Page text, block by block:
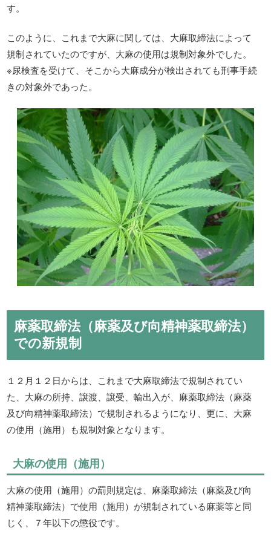
す。
このように、これまで大麻に関しては、大麻取締法によって
規制されていたのですが、大麻の使用は規制対象外でした。
※尿検査を受けて、そこから大麻成分が検出されても刑事手続
きの対象外であった。
麻薬取締法（麻薬及び向精神薬取締法）
での新規制
１２月１２日からは、これまで大麻取締法で規制されてい
た、大麻の所持、譲渡、譲受、輸出入が、麻薬取締法（麻薬
及び向精神薬取締法）で規制されるようになり、更に、大麻
の使用（施用）も規制対象となります。
大麻の使用（施用）
大麻の使用（施用）の罰則規定は、麻薬取締法（麻薬及び向
精神薬取締法）で使用（施用）が規制されている麻薬等と同
じく、７年以下の懲役です。